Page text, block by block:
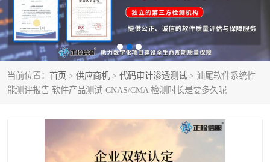
当前位置： 首页 > 供应商机 > 代码审计渗透测试 > 汕尾软件系统性
能测评报告 软件产品测试-CNAS/CMA 检测时长是要多久呢
应用软件系统测试 信息系统漏洞扫描
科技成果鉴定测试 软件产品登记测试
信息安全风险评估 系统性能效率测试